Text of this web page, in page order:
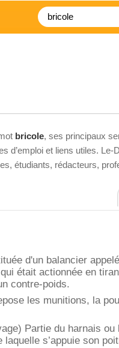
bricole, ses principaux
d’emploi et liens utiles.
étudiants, rédacteurs,
d'un balancier
était actionnée en
contre-poids.
les munitions, la
Partie du harnais ou
s’appuie son